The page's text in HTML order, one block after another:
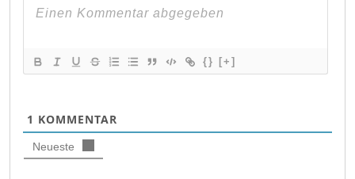
{} [+]
1 KOMMENTAR
Neueste